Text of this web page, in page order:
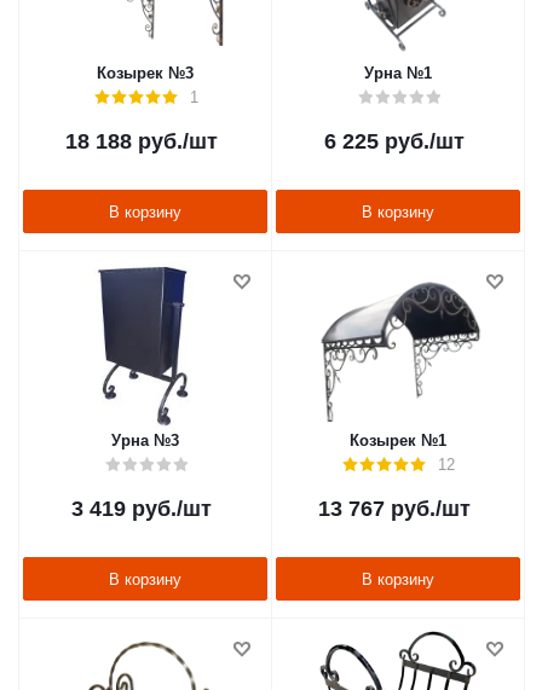
Козырек №3
1
18 188руб./шт
В корзину
Урна №1
6 225руб./шт
В корзину
Урна №3
3 419руб./шт
В корзину
Козырек №1
12
13 767руб./шт
В корзину